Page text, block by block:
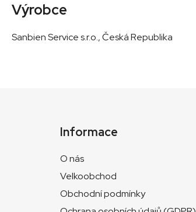
Výrobce
Sanbien Service s.r.o., Česká Republika
Informace
O nás
Velkoobchod
Obchodní podmínky